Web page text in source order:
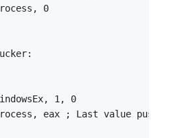
0
1, 0
eax ; Last value pushed